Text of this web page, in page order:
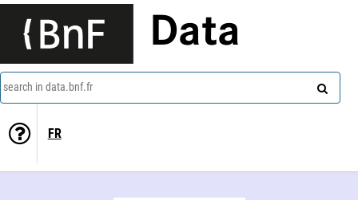
Data
search in data.bnf.fr
FR